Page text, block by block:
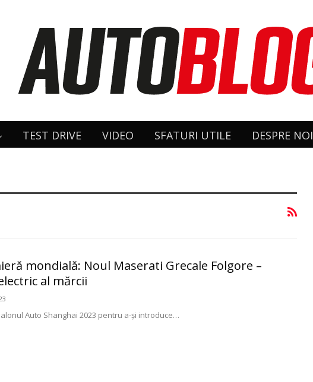
TEST DRIVE VIDEO SFATURI UTILE DESPRE NOI
mondială: Noul Maserati Grecale Folgore –
al mărcii
Auto Shanghai 2023 pentru a-şi introduce…